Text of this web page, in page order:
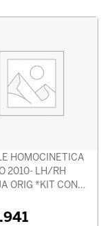
HOMOCINETICA
2010- LH/RH
ORIG *KIT CON